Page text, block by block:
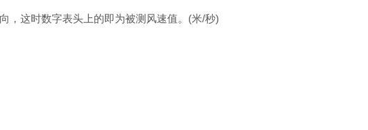
这时数字表头上的即为被测风速值。(米/秒)